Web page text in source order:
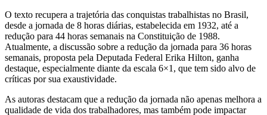
O texto recupera a trajetória das conquistas trabalhistas no Brasil,
desde a jornada de 8 horas diárias, estabelecida em 1932, até a
redução para 44 horas semanais na Constituição de 1988.
Atualmente, a discussão sobre a redução da jornada para 36 horas
semanais, proposta pela Deputada Federal Erika Hilton, ganha
destaque, especialmente diante da escala 6×1, que tem sido alvo de
críticas por sua exaustividade.
As autoras destacam que a redução da jornada não apenas melhora a
qualidade de vida dos trabalhadores, mas também pode impactar